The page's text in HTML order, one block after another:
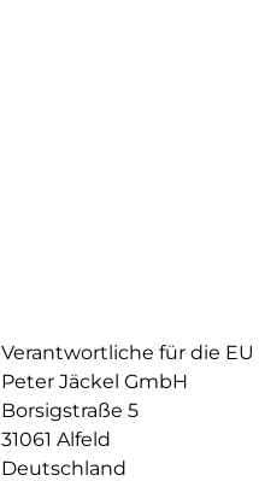
Verantwortliche für die EU
Peter Jäckel GmbH
Borsigstraße 5
31061 Alfeld
Deutschland